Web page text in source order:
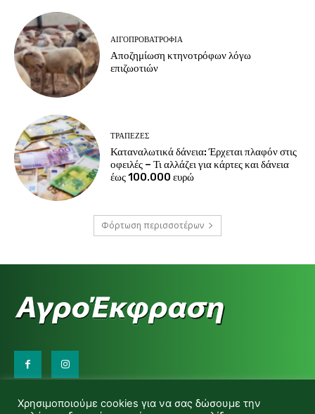
ΑΙΓΟΠΡΟΒΑΤΡΟΦΊΑ
Αποζημίωση κτηνοτρόφων λόγω
επιζωοτιών
ΤΡΆΠΕΖΕΣ
Καταναλωτικά δάνεια: Έρχεται πλαφόν στις
οφειλές – Τι αλλάζει για κάρτες και δάνεια
έως 100.000 ευρώ
Φόρτωση περισσοτέρων
d.makas@yahoo.gr
Χρησιμοποιούμε cookies για να σας δώσουμε την